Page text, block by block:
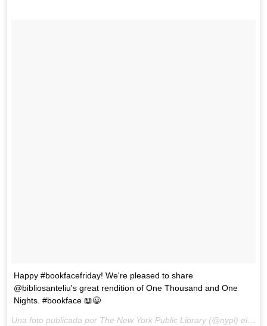
Happy #bookfacefriday! We're pleased to share
@bibliosanteliu's great rendition of One Thousand and One
Nights. #bookface 📖😃
Una foto publicada por The New York Public Library (@nypl) el
5